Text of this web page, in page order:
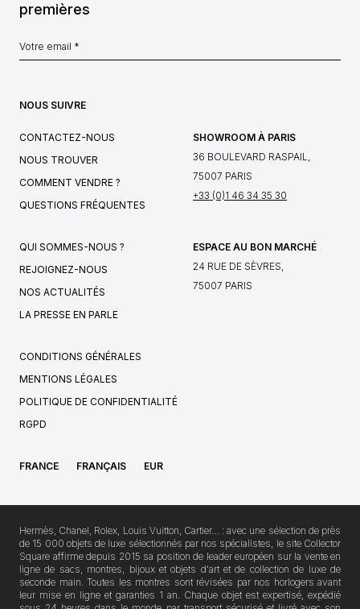
premières
NOUS SUIVRE
CONTACTEZ-NOUS
NOUS TROUVER
COMMENT VENDRE ?
QUESTIONS FRÉQUENTES
SHOWROOM À PARIS
36 BOULEVARD RASPAIL,
75007 PARIS
+33 (0)1 46 34 35 30
QUI SOMMES-NOUS ?
REJOIGNEZ-NOUS
NOS ACTUALITÉS
LA PRESSE EN PARLE
ESPACE AU BON MARCHÉ
24 RUE DE SÈVRES,
75007 PARIS
CONDITIONS GÉNÉRALES
MENTIONS LÉGALES
POLITIQUE DE CONFIDENTIALITÉ
RGPD
FRANCE FRANÇAIS EUR
Hermès, Chanel, Rolex, Louis Vuitton, Cartier… : avec une sélection de près
de 15 000 objets de luxe sélectionnés par nos spécialistes, le site Collector
Square affirme depuis 2015 sa position de leader européen sur la vente en
ligne de sacs, montres, bijoux et objets d'art et de collection de luxe de
seconde main. Toutes les montres sont révisées par nos horlogers avant
leur mise en ligne et garanties 1 an. Chaque objet est expertisé, expédié